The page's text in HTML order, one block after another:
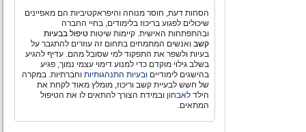
הסחות דעת, חוסר מנוחה והיפראקטיביות הם מאפיינים
שיכולים לפגוע בריכוז בלימודים, בחיי החברה
ובהתפתחות האישית. קיימות שיטות טיפול בבעיות
קשב ואנשים המתמחים בתחום זה עוזרים להתגבר על
בעיות ולשפר את התפקוד למי שסובל מהם. עדיף להגיע
בשלב גילוי מוקדם כדי למנוע דימוי עצמי נמוך, פגיע
בהישגים לימודיים ובעיות התנהגותיות וחברתיות. במקרה
של חשש לבעיית קשב וריכוז, מומלץ מאוד לקחת את
הילד לאבחון ובמידת הצורך להתאים לו את הטיפול
המתאים.